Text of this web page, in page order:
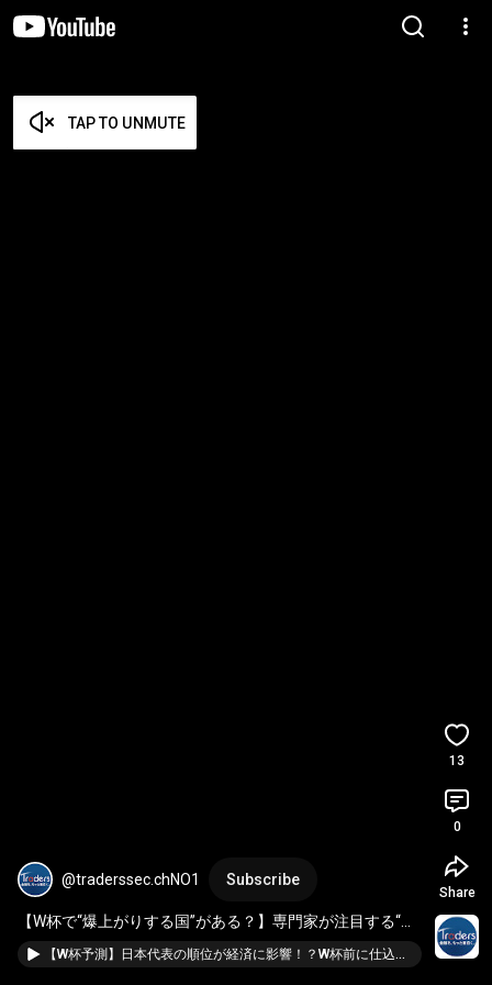
TAP TO UNMUTE
@traderssec.chNO1 Subscribe
【W杯で“爆上がりする国”がある？】専門家が注目する“穴
場不動産投資”とは
【W杯予測】日本代表の順位が経済に影響！？W杯前に仕込むべき「勝ち銘柄」とは？
13
0
Share